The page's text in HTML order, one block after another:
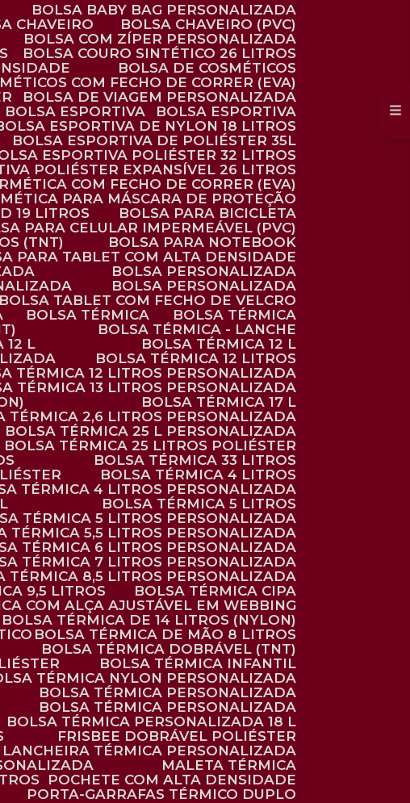
BOLSA BABY BAG PERSONALIZADA
CHAVEIRO
BOLSA CHAVEIRO (PVC)
BOLSA COM ZÍPER PERSONALIZADA
BOLSA COURO SINTÉTICO 26 LITROS
BOLSA DE COSMÉTICOS
COM FECHO DE CORRER (EVA)
BOLSA DE VIAGEM PERSONALIZADA
BOLSA ESPORTIVA
BOLSA ESPORTIVA
BOLSA ESPORTIVA DE NYLON 18 LITROS
BOLSA ESPORTIVA DE POLIÉSTER 35L
ESPORTIVA POLIÉSTER 32 LITROS
POLIÉSTER EXPANSÍVEL 26 LITROS
COM FECHO DE CORRER (EVA)
PARA MÁSCARA DE PROTEÇÃO
19 LITROS
BOLSA PARA BICICLETA
PARA CELULAR IMPERMEÁVEL (PVC)
(TNT)
BOLSA PARA NOTEBOOK
PARA TABLET COM ALTA DENSIDADE
BOLSA PERSONALIZADA
BOLSA PERSONALIZADA
BOLSA TABLET COM FECHO DE VELCRO
BOLSA TÉRMICA
BOLSA TÉRMICA
BOLSA TÉRMICA - LANCHE
12 L
BOLSA TÉRMICA 12 L
BOLSA TÉRMICA 12 LITROS
TÉRMICA 12 LITROS PERSONALIZADA
TÉRMICA 13 LITROS PERSONALIZADA
BOLSA TÉRMICA 17 L
TÉRMICA 2,6 LITROS PERSONALIZADA
BOLSA TÉRMICA 25 L PERSONALIZADA
BOLSA TÉRMICA 25 LITROS POLIÉSTER
BOLSA TÉRMICA 33 LITROS
BOLSA TÉRMICA 4 LITROS
TÉRMICA 4 LITROS PERSONALIZADA
BOLSA TÉRMICA 5 LITROS
TÉRMICA 5 LITROS PERSONALIZADA
TÉRMICA 5,5 LITROS PERSONALIZADA
TÉRMICA 6 LITROS PERSONALIZADA
TÉRMICA 7 LITROS PERSONALIZADA
TÉRMICA 8,5 LITROS PERSONALIZADA
9,5 LITROS
BOLSA TÉRMICA CIPA
COM ALÇA AJUSTÁVEL EM WEBBING
BOLSA TÉRMICA DE 14 LITROS (NYLON)
BOLSA TÉRMICA DE MÃO 8 LITROS
BOLSA TÉRMICA DOBRÁVEL (TNT)
BOLSA TÉRMICA INFANTIL
TÉRMICA NYLON PERSONALIZADA
BOLSA TÉRMICA PERSONALIZADA
BOLSA TÉRMICA PERSONALIZADA
BOLSA TÉRMICA PERSONALIZADA 18 L
FRISBEE DOBRÁVEL POLIÉSTER
LANCHEIRA TÉRMICA PERSONALIZADA
MALETA TÉRMICA
POCHETE COM ALTA DENSIDADE
PORTA-GARRAFAS TÉRMICO DUPLO